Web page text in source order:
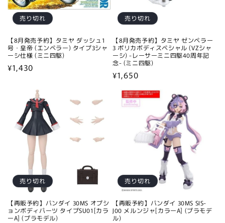
売り切れ
【8月発売予約】タミヤ ダッシュ1
号・皇帝 (エンペラー) タイプ3シャ
ーシ仕様 (ミニ四駆)
通
¥1,430
売り切れ
【8月発売予約】タミヤ ゼンペラー
3 ポリカボディスペシャル (VZシャ
ーシ) -レーサーミニ四駆40周年記
念- (ミニ四駆)
通
¥1,650
売り切れ
【再販予約】バンダイ 30MS オプシ
ョンボディパーツ タイプSU01[カラ
ーA] (プラモデル)
売り切れ
【再販予約】バンダイ 30MS SIS-
J00 メルンジャ[カラーA] (プラモデ
ル)